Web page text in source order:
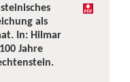
als
In: Hilmar
Jahre